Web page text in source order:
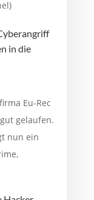
in die
Eu-Rec
gelaufen.
nun ein